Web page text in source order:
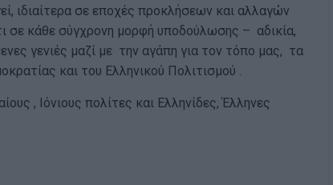
ιδιαίτερα σε εποχές προκλήσεων και αλλαγών
σε κάθε σύγχρονη μορφή υποδούλωσης – αδικία,
γενιές μαζί με την αγάπη για τον τόπο μας, τα
και του Ελληνικού Πολιτισμού .
, Ιόνιους πολίτες και Ελληνίδες, Έλληνες